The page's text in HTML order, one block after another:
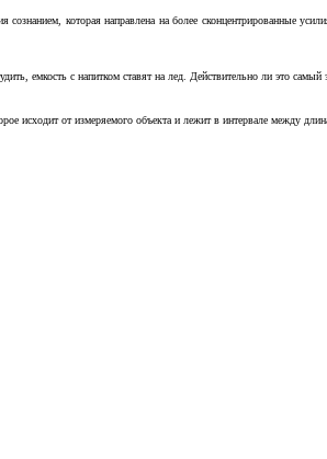
которая направлена на более сконцентрированные
емкость с напитком ставят на лед. Действительно ли это самый
исходит от измеряемого объекта и лежит в интервале между